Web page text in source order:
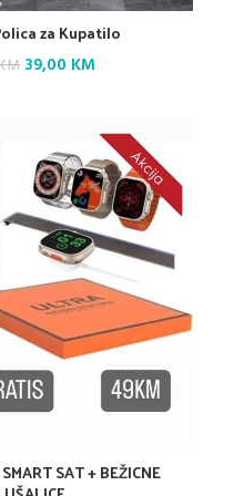
za Kupatilo
Original
59,00 KM.
39,00 KMCurrent
is:
39,00 KM.
SAT + BEŽICNE